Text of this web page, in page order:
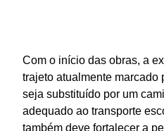
Com o início das obras, a
trajeto atualmente marcado
seja substituído por um
adequado ao transporte
também deve fortalecer a